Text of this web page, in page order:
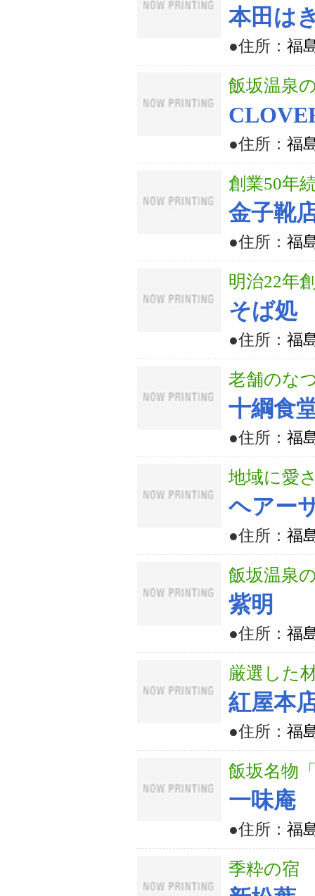
本田は
●住所： 福
飯坂温泉
●住所： 福
創業50年
金子靴
●住所： 福
明治22年
そば処
●住所： 福
老舗のな
十綱食
●住所： 福
地域に愛
ヘアー
●住所： 福
飯坂温泉
紫明
●住所： 福
厳選した
紅屋本
●住所： 福
飯坂名物
一味庵
●住所： 福
季粋の宿